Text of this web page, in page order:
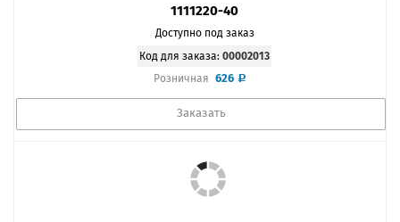
1111220-40
Доступно под заказ
Код для заказа: 00002013
Розничная 626
Заказать